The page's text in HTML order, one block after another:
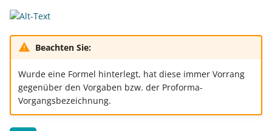
Beachten Sie:
Wurde eine Formel hinterlegt, hat diese immer Vorrang
gegenüber den Vorgaben bzw. der Proforma-
Vorgangsbezeichnung.